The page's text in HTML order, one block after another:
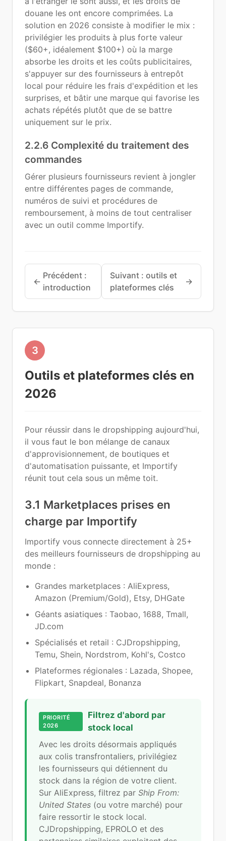
douane les ont encore comprimées. La
solution en 2026 consiste à modifier le mix :
privilégier les produits à plus forte valeur
($60+, idéalement $100+) où la marge
absorbe les droits et les coûts publicitaires,
s'appuyer sur des fournisseurs à entrepôt
local pour réduire les frais d'expédition et les
surprises, et bâtir une marque qui favorise les
achats répétés plutôt que de se battre
uniquement sur le prix.
2.2.6 Complexité du traitement des
commandes
Gérer plusieurs fournisseurs revient à jongler
entre différentes pages de commande,
numéros de suivi et procédures de
remboursement, à moins de tout centraliser
avec un outil comme Importify.
←
Précédent :
introduction
Suivant : outils et
plateformes clés
→
3
Outils et plateformes clés en
2026
Pour réussir dans le dropshipping aujourd'hui,
il vous faut le bon mélange de canaux
d'approvisionnement, de boutiques et
d'automatisation puissante, et Importify
réunit tout cela sous un même toit.
3.1 Marketplaces prises en
charge par Importify
Importify vous connecte directement à 25+
des meilleurs fournisseurs de dropshipping au
monde :
Grandes marketplaces : AliExpress,
Amazon (Premium/Gold), Etsy, DHGate
Géants asiatiques : Taobao, 1688, Tmall,
JD.com
Spécialisés et retail : CJDropshipping,
Temu, Shein, Nordstrom, Kohl's, Costco
Plateformes régionales : Lazada, Shopee,
Flipkart, Snapdeal, Bonanza
PRIORITÉ
2026
Filtrez d'abord par
stock local
Avec les droits désormais appliqués
aux colis transfrontaliers, privilégiez
les fournisseurs qui détiennent du
stock dans la région de votre client.
Sur AliExpress, filtrez par Ship From:
United States (ou votre marché) pour
faire ressortir le stock local.
CJDropshipping, EPROLO et des